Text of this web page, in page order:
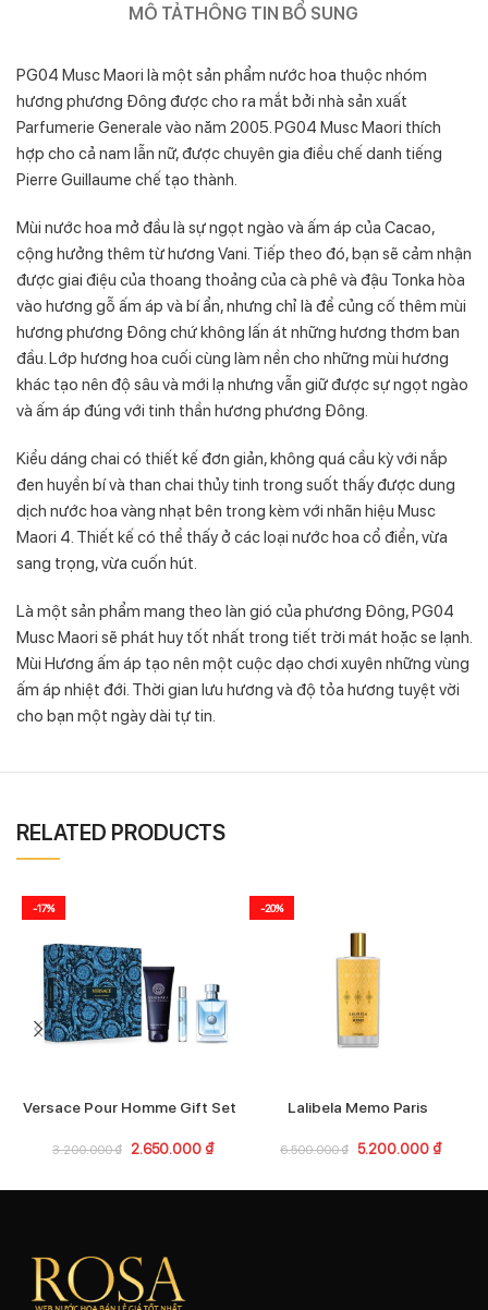
MÔ TẢTHÔNG TIN BỔ SUNG
PG04 Musc Maori là một sản phẩm nước hoa thuộc nhóm
hương phương Đông được cho ra mắt bởi nhà sản xuất
Parfumerie Generale vào năm 2005. PG04 Musc Maori thích
hợp cho cả nam lẫn nữ, được chuyên gia điều chế danh tiếng
Pierre Guillaume chế tạo thành.
Mùi nước hoa mở đầu là sự ngọt ngào và ấm áp của Cacao,
cộng hưởng thêm từ hương Vani. Tiếp theo đó, bạn sẽ cảm nhận
được giai điệu của thoang thoảng của cà phê và đậu Tonka hòa
vào hương gỗ ấm áp và bí ẩn, nhưng chỉ là để củng cố thêm mùi
hương phương Đông chứ không lấn át những hương thơm ban
đầu. Lớp hương hoa cuối cùng làm nền cho những mùi hương
khác tạo nên độ sâu và mới lạ nhưng vẫn giữ được sự ngọt ngào
và ấm áp đúng với tinh thần hương phương Đông.
Kiểu dáng chai có thiết kế đơn giản, không quá cầu kỳ với nắp
đen huyền bí và than chai thủy tinh trong suốt thấy được dung
dịch nước hoa vàng nhạt bên trong kèm với nhãn hiệu Musc
Maori 4. Thiết kế có thể thấy ở các loại nước hoa cổ điển, vừa
sang trọng, vừa cuốn hút.
Là một sản phẩm mang theo làn gió của phương Đông, PG04
Musc Maori sẽ phát huy tốt nhất trong tiết trời mát hoặc se lạnh.
Mùi Hương ấm áp tạo nên một cuộc dạo chơi xuyên những vùng
ấm áp nhiệt đới. Thời gian lưu hương và độ tỏa hương tuyệt vời
cho bạn một ngày dài tự tin.
RELATED PRODUCTS
-17%
Versace Pour Homme Gift Set
3.200.000₫ 2.650.000 ₫
-20%
Lalibela Memo Paris
6.500.000₫ 5.200.000 ₫